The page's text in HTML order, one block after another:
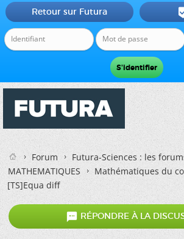
Retour sur Futura
Forum
Futura-Sciences : les
MATHEMATIQUES
Mathématiques du
[TS]Equa diff
 RÉPONDRE À LA